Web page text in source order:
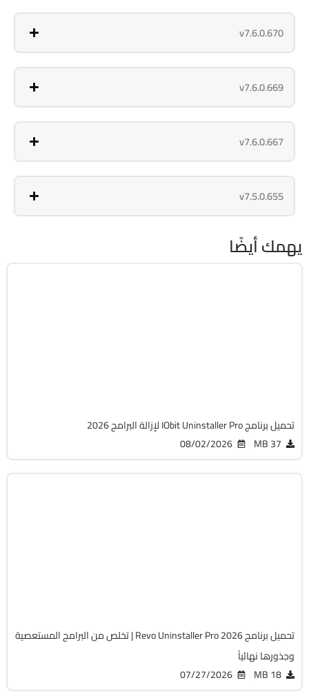
v7.6.0.670
v7.6.0.669
v7.6.0.667
v7.5.0.655
يهمك أيضًا
تحميل برنامج IObit Uninstaller Pro لإزالة البرامج 2026
37 MB
08/02/2026
تحميل برنامج Revo Uninstaller Pro 2026 | تخلص من البرامج المستعصية
وجذورها نهائياً
18 MB
07/27/2026